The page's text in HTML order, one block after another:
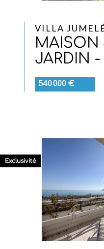
VILLA
MAISON
JARDIN -
540 000 €
Exclusivité